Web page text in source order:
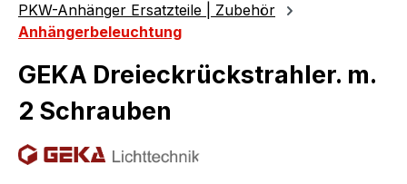
PKW-Anhänger Ersatzteile | Zubehör
Anhängerbeleuchtung
GEKA Dreieckrückstrahler. m.
2 Schrauben